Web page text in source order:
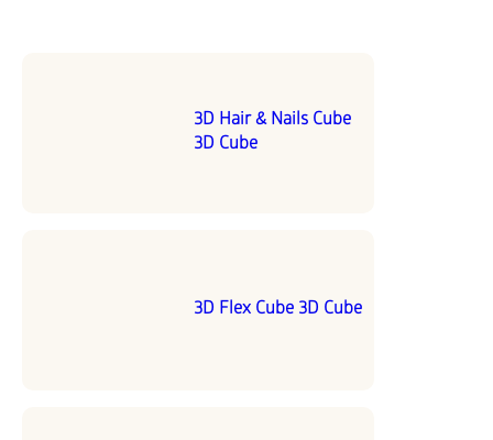
3D Hair & Nails Cube
3D Cube
3D Flex Cube 3D Cube